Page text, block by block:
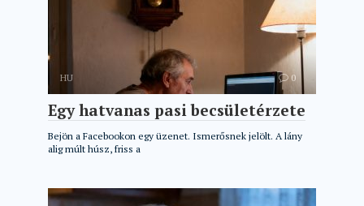
HU 0
Egy hatvanas pasi becsületérzete
Bejön a Facebookon egy üzenet. Ismerősnek jelölt. A lány
alig múlt húsz, friss a